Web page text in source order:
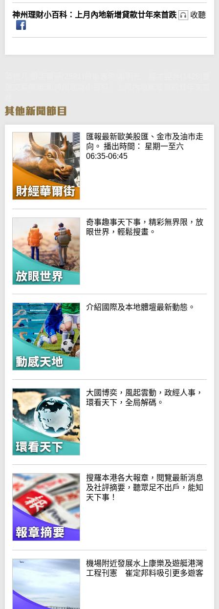
神州理財小百科：上月內地新增貸款廿年來首跌 收聽
匯報最新歐美股匯、金市及油市走
向。 播出時間： 星期一至六
06:35-06:45
奇事趣事天下事，精彩無界限，放
眼世界，輕鬆搜畫。
介紹國際及本地體壇最新動態。
大國博奕，風起雲動，政經人事，
環看天下，全局解碼。
搜羅本港各大報章，閱覽最新消息
及社評摘要，聽眾足不出戶，能知
天下事！
機場附近發展水上康樂及遊艇港灣
工程刊憲 崔定邦料吸引更多遊客